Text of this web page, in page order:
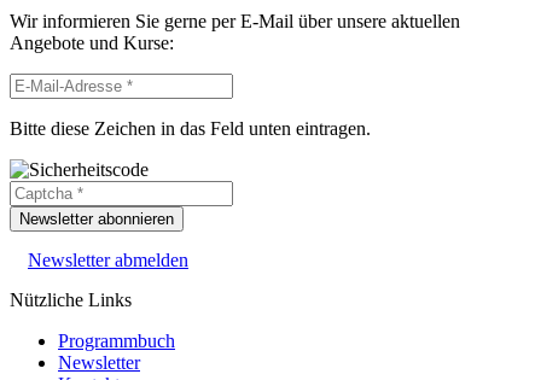
Wir informieren Sie gerne per E-Mail über unsere aktuellen
Angebote und Kurse:
Bitte diese Zeichen in das Feld unten eintragen.
Newsletter abonnieren
Newsletter abmelden
Nützliche Links
Programmbuch
Newsletter